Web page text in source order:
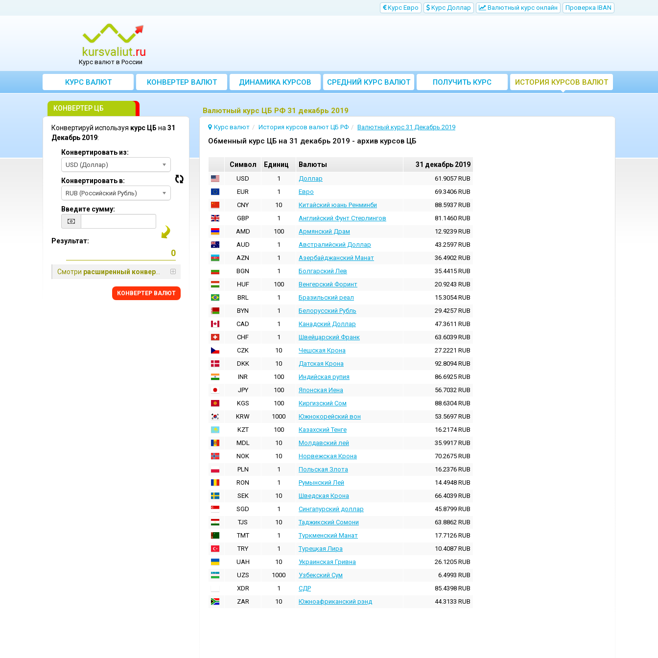
Kурс Евро Kурс Доллар Bалютный курс онлайн Проверка IBAN
Курс валют в России
КУРС ВАЛЮТ КОНВЕРТЕР ВАЛЮТ ДИНАМИКА КУРСОВ
CРЕДНИЙ КУРС ВАЛЮТ
ЗА МЕСЯЦ
ПОЛУЧИТЬ КУРС
ВАЛЮТ ЦБ
ИСТОРИЯ КУРСОВ ВАЛЮТ
ЦБ РФ
Bалютный курс ЦБ РФ 31 декабрь 2019
Курс валют История курсов валют ЦБ РФ Валютный курс 31 Декабрь 2019
Oбменный курс ЦБ на 31 декабрь 2019 - архив курсов ЦБ
Cимвол Единиц Валюты 31 декабрь 2019
USD 1 Доллар 61.9057 RUB
EUR
1 Евро 69.3406 RUB
CNY
10 Китайский юань Ренминби 88.5937 RUB
GBP
1 Английский Фунт Стерлингов 81.1460 RUB
AMD
100 Армянский Драм 12.9239 RUB
AUD
1 Австралийский Доллар 43.2597 RUB
AZN
1 Азербайджанский Манат 36.4902 RUB
BGN
1 Болгарский Лев 35.4415 RUB
HUF
100 Венгерский Форинт 20.9243 RUB
BRL
1 Бразильский реал 15.3054RUB
BYN
1 Белорусский Рубль 29.4257 RUB
CAD
1 Канадский Доллар 47.3611 RUB
CHF
1 Швейцарский Франк 63.6039 RUB
CZK
10 Чешская Крона 27.2221 RUB
DKK
10 Датская Крона 92.8094RUB
INR
100 Индийская pупия 86.6925 RUB
JPY
100 Японская Иена 56.7032 RUB
KGS
100 Киргизский Сом 88.6304RUB
KRW
1000 Южнокорейский вон 53.5697 RUB
KZT
100 Казахский Тенге 16.2174RUB
MDL
10 Молдавский лей 35.9917 RUB
NOK
10 Норвежская Крона 70.2675 RUB
PLN
1 Польская Злота 16.2376 RUB
RON
1 Румынский Лей 14.4948 RUB
SEK
10 Шведская Крона 66.4039 RUB
SGD
1 Сингапурский доллар 45.8799 RUB
TJS
10 Таджикский Сомони 63.8862 RUB
TMT
1 Туркменский Манат 17.7126 RUB
TRY
1 Турецкая Лира 10.4087 RUB
UAH
10 Украинская Гривна 26.1205 RUB
UZS
1000 Узбекский Сум 6.4993 RUB
XDR
1 СДР 85.4398 RUB
ZAR
10 Южноафриканский рэнд 44.3133 RUB
КОНВЕРТЕР ЦБ
Конвертируй используя курс ЦБ на 31
Декабрь 2019:
Конвертировать из:
USD (Доллар)
Конвертировать в:
RUB (Российский Рубль)
Введите сумму:
Результат:
Смотри расширенный конвертер
КОНВЕРТЕР ВАЛЮТ